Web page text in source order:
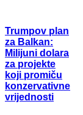
Trumpov plan
za Balkan:
Milijuni dolara
za projekte
koji promiču
konzervativne
vrijednosti